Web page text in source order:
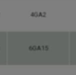
4GA2
6GA15